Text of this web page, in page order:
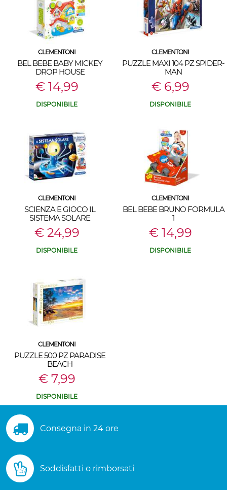
CLEMENTONI
BEL BEBE BABY MICKEY
DROP HOUSE
€ 14,99
DISPONIBILE
CLEMENTONI
PUZZLE MAXI 104 PZ SPIDER-
MAN
€ 6,99
DISPONIBILE
CLEMENTONI
SCIENZA E GIOCO IL
SISTEMA SOLARE
€ 24,99
DISPONIBILE
CLEMENTONI
BEL BEBE BRUNO FORMULA
1
€ 14,99
DISPONIBILE
CLEMENTONI
PUZZLE 500 PZ PARADISE
BEACH
€ 7,99
DISPONIBILE
Consegna in 24 ore
Soddisfatti o rimborsati